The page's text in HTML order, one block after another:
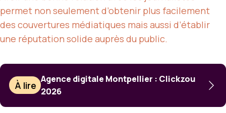
permet non seulement d’obtenir plus facilement
des couvertures médiatiques mais aussi d’établir
une réputation solide auprès du public.
À lire
Agence digitale Montpellier : Clickzou
2026